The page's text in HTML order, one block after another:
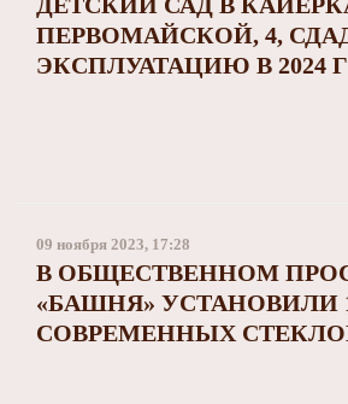
ПЕРВОМАЙСКОЙ, 4,
ЭКСПЛУАТАЦИЮ В 2024
09 ноября 2023, 17:28
В ОБЩЕСТВЕННОМ
«БАШНЯ» УСТАНОВИЛИ
СОВРЕМЕННЫХ